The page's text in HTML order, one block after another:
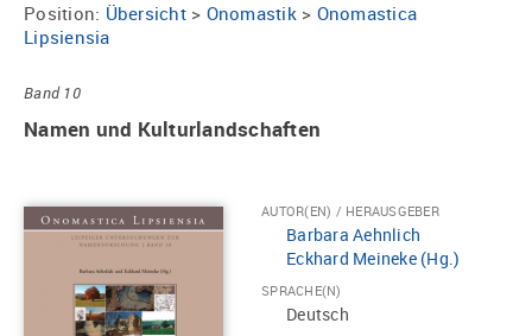
Position: Übersicht> Onomastik> Onomastica
Lipsiensia
Band 10
Namen und Kulturlandschaften
AUTOR(EN) / HERAUSGEBER
Barbara Aehnlich
Eckhard Meineke (Hg.)
SPRACHE(N)
Deutsch